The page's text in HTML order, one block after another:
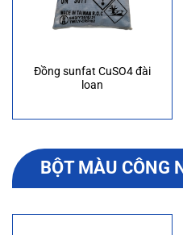
Đồng sunfat CuSO4 đài
loan
BỘT MÀU CÔNG